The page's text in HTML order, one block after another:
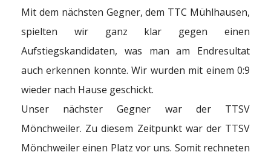
Mit dem nächsten Gegner, dem TTC Mühlhausen,
spielten wir ganz klar gegen einen
Aufstiegskandidaten, was man am Endresultat
auch erkennen konnte. Wir wurden mit einem 0:9
wieder nach Hause geschickt.
Unser nächster Gegner war der TTSV
Mönchweiler. Zu diesem Zeitpunkt war der TTSV
Mönchweiler einen Platz vor uns. Somit rechneten